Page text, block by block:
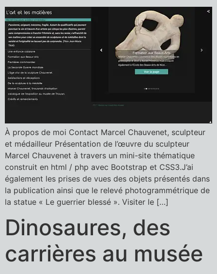
À propos de moi Contact Marcel Chauvenet, sculpteur
et médailleur Présentation de l’œuvre du sculpteur
Marcel Chauvenet à travers un mini-site thématique
construit en html / php avec Bootstrap et CSS3.J’ai
également les prises de vues des objets présentés dans
la publication ainsi que le relevé photogrammétrique de
la statue « Le guerrier blessé ». Visiter le […]
Dinosaures, des
carrières au musée